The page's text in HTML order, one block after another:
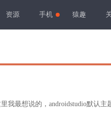
资源 手机 猿趣
我最想说的，androidstudio默认主